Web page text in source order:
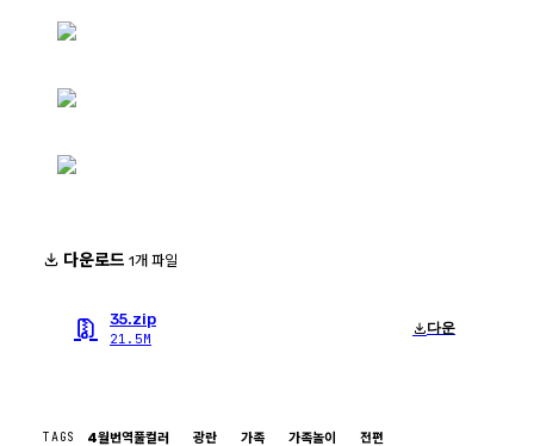
다운로드 1개 파일
35.zip
21.5M
다운
TAGS 4월번역풀컬러 광란 가족 가족놀이 전편